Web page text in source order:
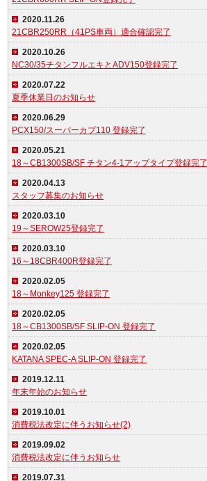
2020.11.26
21CBR250RR（41PS車両）適合確認完了
2020.10.26
NC30/35チタンフルエキとADV150登録完了
2020.07.22
夏季休業日のお知らせ
2020.06.29
PCX150/スーパーカブ110 登録完了
2020.05.21
18～CB1300SB/SF チタン4-1アップタイプ登録完了
2020.04.13
スタッフ募集のお知らせ
2020.03.10
19～SEROW25登録完了
2020.03.10
16～18CBR400R登録完了
2020.02.05
18～Monkey125 登録完了
2020.02.05
18～CB1300SB/SF SLIP-ON 登録完了
2020.02.05
KATANA SPEC-A SLIP-ON 登録完了
2019.12.11
年末年始のお知らせ
2019.10.01
消費税法改定に伴うお知らせ(2)
2019.09.02
消費税法改定に伴うお知らせ
2019.07.31